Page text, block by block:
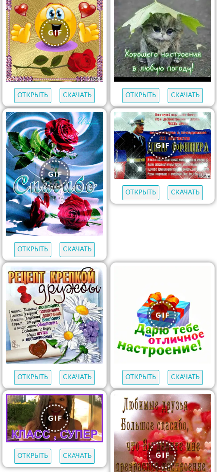
ОТКРЫТЬ СКАЧАТЬ ОТКРЫТЬ СКАЧАТЬ
ОТКРЫТЬ СКАЧАТЬ
ОТКРЫТЬ СКАЧАТЬ
ОТКРЫТЬ СКАЧАТЬ ОТКРЫТЬ СКАЧАТЬ
ОТКРЫТЬ СКАЧАТЬ